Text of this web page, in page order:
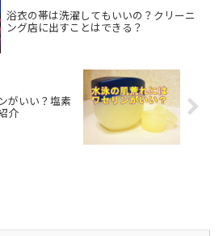
浴衣の帯は洗濯してもいいの？クリーニ
ング店に出すことはできる？
がいい？塩素
介